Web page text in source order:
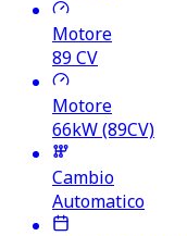
Motore
89CV
Motore
66kW (89CV)
Cambio
Automatico